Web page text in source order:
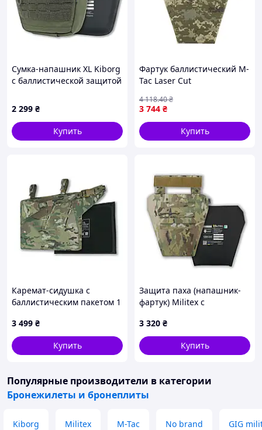
Сумка-напашник XL Kiborg
с баллистической защитой
2 299 ₴
Купить
Фартук баллистический M-
Tac Laser Cut
баллистическим пакетом 1
класс MM14 [1024-liht]
3 744 ₴
4 118.40₴
Купить
Каремат-сидушка с
баллистическим пакетом 1
Cordura original USA
Мультикам
3 499 ₴
Купить
Защита паха (напашник-
фартук) Militex с
класс cordura USA
Мультикам
3 320 ₴
Купить
Популярные производители в категории
Бронежилеты и бронеплиты
Kiborg Militex M-Tac No brand GIG